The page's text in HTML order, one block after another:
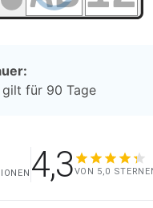
gilt für 90 Tage
4,3VON 5,0